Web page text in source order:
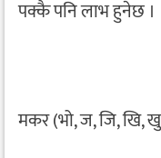
पक्कै पनि लाभ हुनेछ ।
मकर (भो, ज, जि, खि,